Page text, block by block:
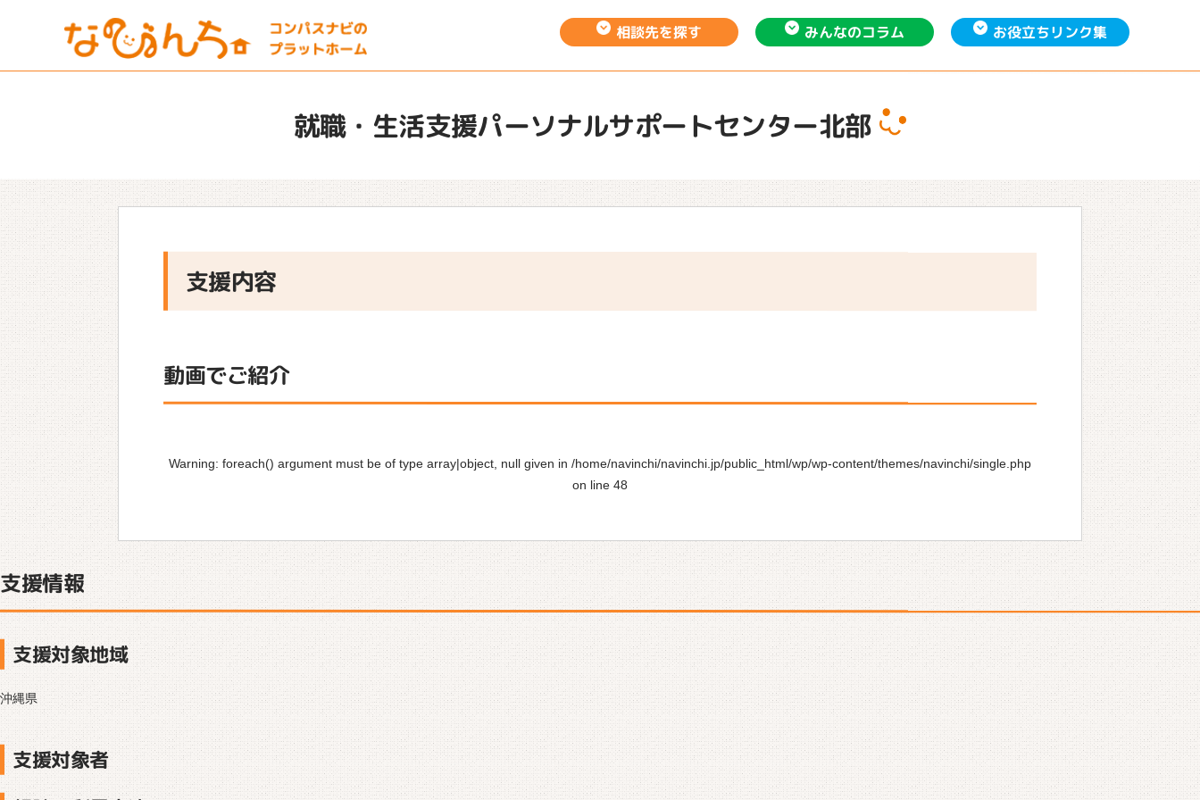
相談先を探す みんなのコラム お役立ちリンク集
就職・生活支援パーソナルサポートセンター北部
支援内容
動画でご紹介
Warning: foreach() argument must be of type array|object, null given in /home/navinchi/navinchi.jp/public_html/wp/wp-content/themes/navinchi/single.php
on line 48
支援情報
支援対象地域
沖縄県
支援対象者